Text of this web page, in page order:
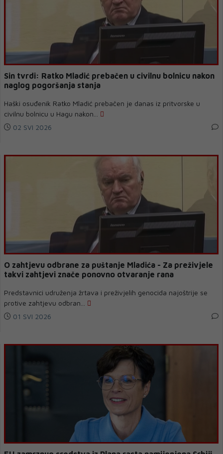
Sin tvrdi: Ratko Mladić prebačen u civilnu bolnicu nakon
naglog pogoršanja stanja
Haški osuđenik Ratko Mladić prebačen je danas iz pritvorske u
civilnu bolnicu u Hagu nakon...
02 SVI 2026
O zahtjevu odbrane za puštanje Mladića - Za preživjele
takvi zahtjevi znače ponovno otvaranje rana
Predstavnici udruženja žrtava i preživjelih genocida najoštrije se
protive zahtjevu odbran...
01 SVI 2026